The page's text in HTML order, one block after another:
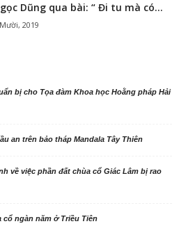
Dũng qua bài: “ Đi tu mà có...
2019
bị cho Tọa đàm Khoa học Hoằng pháp Hải
an trên bảo tháp Mandala Tây Thiên
về việc phần đất chùa cổ Giác Lâm bị rao
cổ ngàn năm ở Triều Tiên